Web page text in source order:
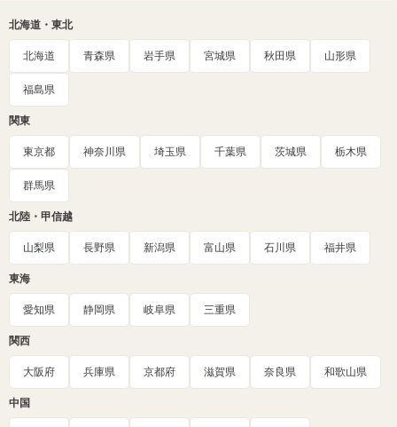
北海道・東北
北海道 青森県 岩手県 宮城県 秋田県 山形県
福島県
関東
東京都 神奈川県 埼玉県 千葉県 茨城県 栃木県
群馬県
北陸・甲信越
山梨県 長野県 新潟県 富山県 石川県 福井県
東海
愛知県 静岡県 岐阜県 三重県
関西
大阪府 兵庫県 京都府 滋賀県 奈良県 和歌山県
中国